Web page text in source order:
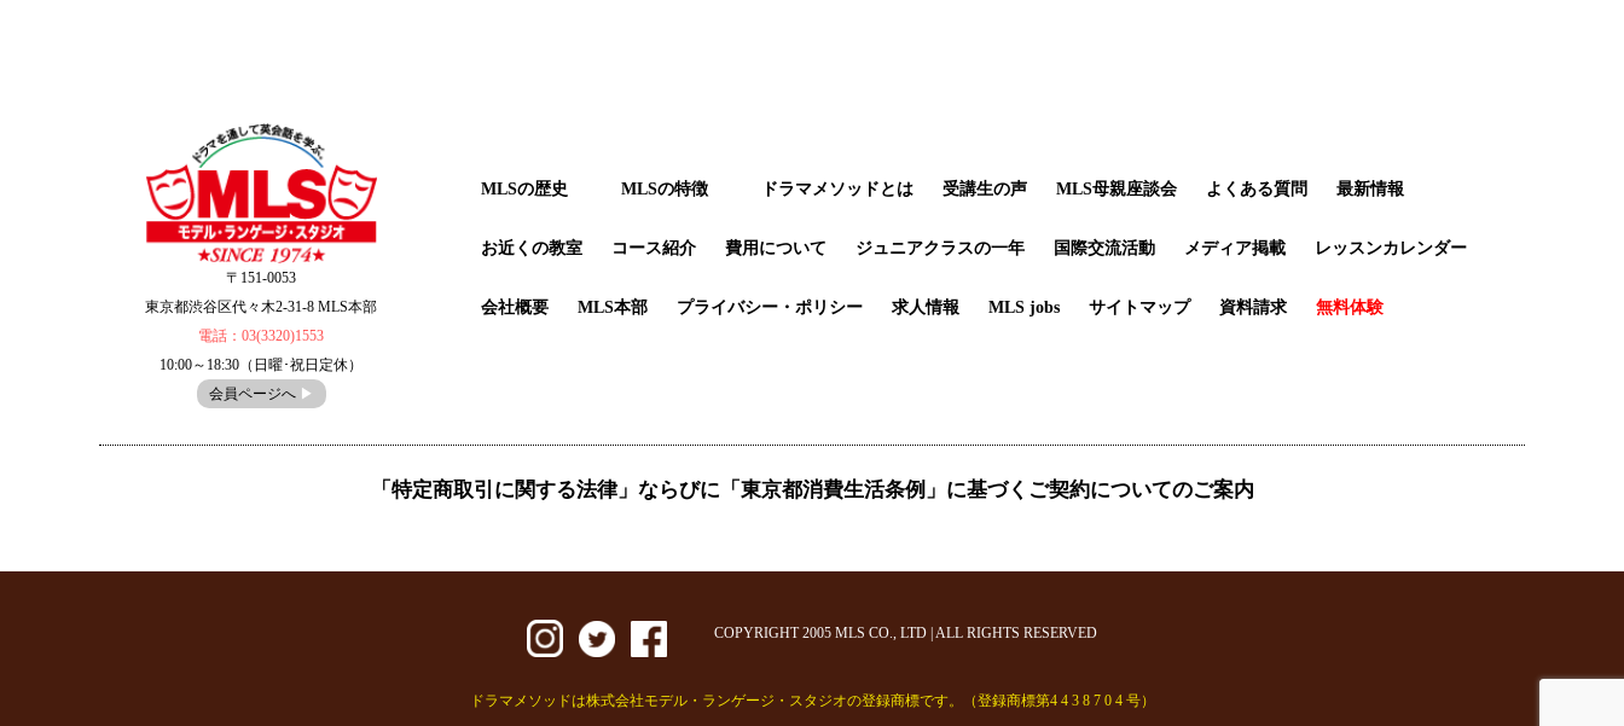
〒151-0053
東京都渋谷区代々木2-31-8 MLS本部
電話：03(3320)1553
10:00～18:30（日曜･祝日定休）
会員ページへ ▶︎
MLSの歴史 MLSの特徴 ドラマメソッドとは 受講生の声 MLS母親座談会 よくある質問 最新情報
お近くの教室 コース紹介 費用について ジュニアクラスの一年 国際交流活動 メディア掲載 レッスンカレンダー
会社概要 MLS本部 プライバシー・ポリシー 求人情報 MLS jobs サイトマップ 資料請求 無料体験
「特定商取引に関する法律」ならびに「東京都消費生活条例」に基づくご契約についてのご案内
COPYRIGHT 2005 MLS CO., LTD | ALL RIGHTS RESERVED
ドラマメソッドは株式会社モデル・ランゲージ・スタジオの登録商標です。（登録商標第4 4 3 8 7 0 4 号）